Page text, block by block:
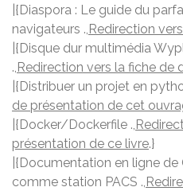
|{Diaspora : Le guide du
navigateurs ., Redirection
|{Disque dur multimédia
., Redirection vers la fiche de
|{Distribuer un projet en
de présentation de cet
|{Docker/Dockerfile .,
présentation de ce livre.}
|{Documentation en ligne de
comme station PACS .,